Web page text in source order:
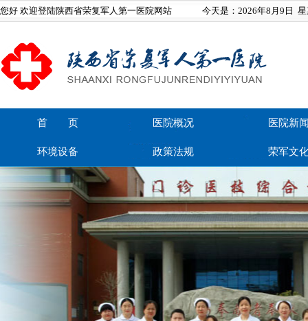
您好 欢迎登陆陕西省荣复军人第一医院网站 今天是： 2026年8月9日
首 页 医院概况 医院新
环境设备 政策法规 荣军文
在线留言 联系我们